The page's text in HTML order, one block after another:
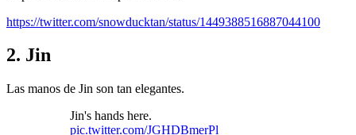
https://twitter.com/snowducktan/status/1449388516887044100
2. Jin
Las manos de Jin son tan elegantes.
Jin's hands here.
pic.twitter.com/JGHDBmerPl